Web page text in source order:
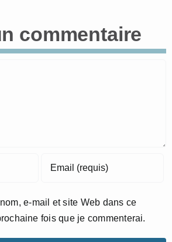
commentaire
e-mail et site Web dans ce
fois que je commenterai.